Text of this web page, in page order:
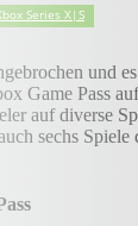
Series X|S
und
Game Pass
auf diverse
sechs Spiele